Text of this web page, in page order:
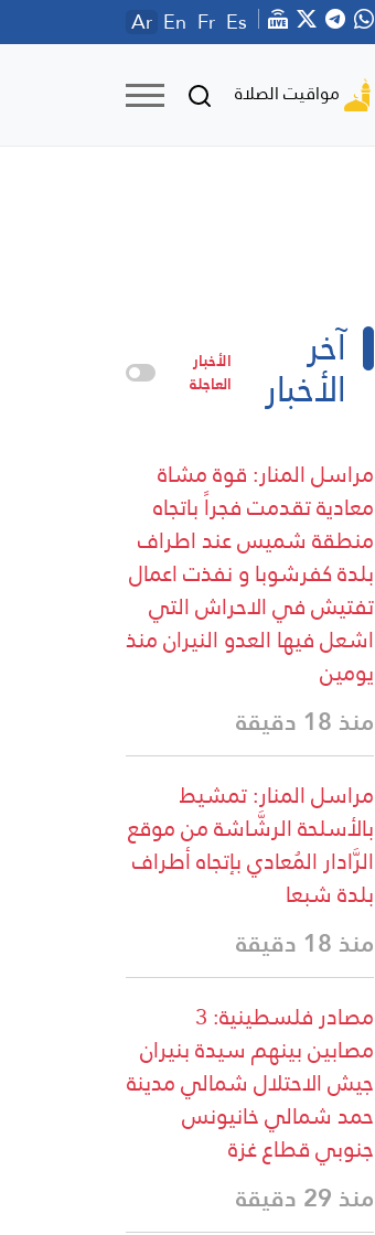
Ar En Fr Es
مواقيت الصلاة
آخر
الأخبار
الأخبار
العاجلة
مراسل المنار: قوة مشاة
معادية تقدمت فجراً باتجاه
منطقة شميس عند اطراف
بلدة كفرشوبا و نفذت اعمال
تفتيش في الاحراش التي
اشعل فيها العدو النيران منذ
يومين
منذ 18 دقيقة
مراسل المنار: تمشيط
بالأسلحة الرشَّاشة من موقع
الرَّادار المُعادي بإتجاه أطراف
بلدة شبعا
منذ 18 دقيقة
مصادر فلسطينية: 3
مصابين بينهم سيدة بنيران
جيش الاحتلال شمالي مدينة
حمد شمالي خانيونس
جنوبي قطاع غزة
منذ 29 دقيقة